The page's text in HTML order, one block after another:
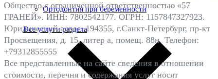
Ортодонтия при беременности
Все услуги раздела
Общество с ограниченной ответственностью «57
ГРАНЕЙ». ИНН: 7802542177. ОГРН: 1157847327923.
Юридический адрес: 194355, г.Санкт-Петербург, пр-кт
Просвещения, д. 15, литер а, помещ. 88н. Телефон:
+79312855555
Все представленные на сайте сведения в отношении
стоимости, перечня и содержания услуг носят